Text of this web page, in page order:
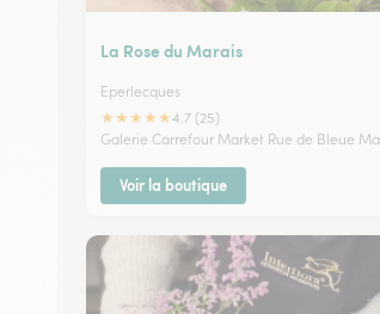
La Rose du Marais
Eperlecques
★★★★★4.7 (25)
Galerie Carrefour Market Rue de Bleue
Voir la boutique